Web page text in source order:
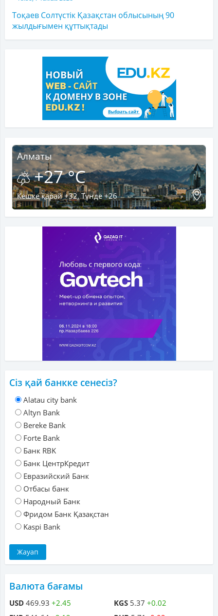
Тоқаев Солтүстік Қазақстан облысының 90
жылдығымен құттықтады
Алматы
+27 °C
Кешке қарай +32, Түнде +26
Сіз қай банкке сенесіз?
Alatau city bank
Altyn Bank
Bereke Bank
Forte Bank
Банк RBK
Банк ЦентрКредит
Евразийский Банк
Отбасы банк
Народный Банк
Фридом Банк Қазақстан
Kaspi Bank
Валюта бағамы
USD 469.93 +2.45
KGS 5.37 +0.02